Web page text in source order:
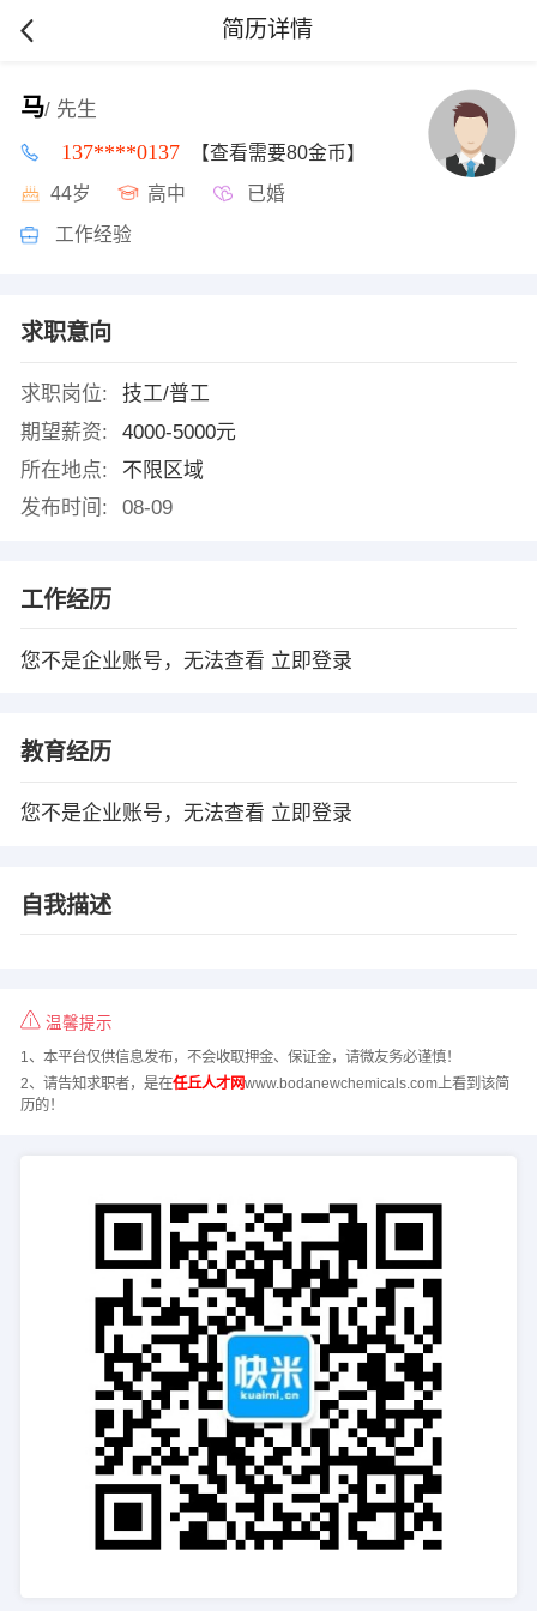
简历详情
马/ 先生
137****0137 【查看需要80金币】
44岁 高中 已婚
工作经验
求职意向
求职岗位:
技工/普工
期望薪资:
4000-5000元
所在地点:
不限区域
发布时间:
08-09
工作经历
您不是企业账号，无法查看 立即登录
教育经历
您不是企业账号，无法查看 立即登录
自我描述
温馨提示
1、本平台仅供信息发布，不会收取押金、保证金，请微友务必谨慎！
2、请告知求职者，是在任丘人才网www.bodanewchemicals.com上看到该简
历的！